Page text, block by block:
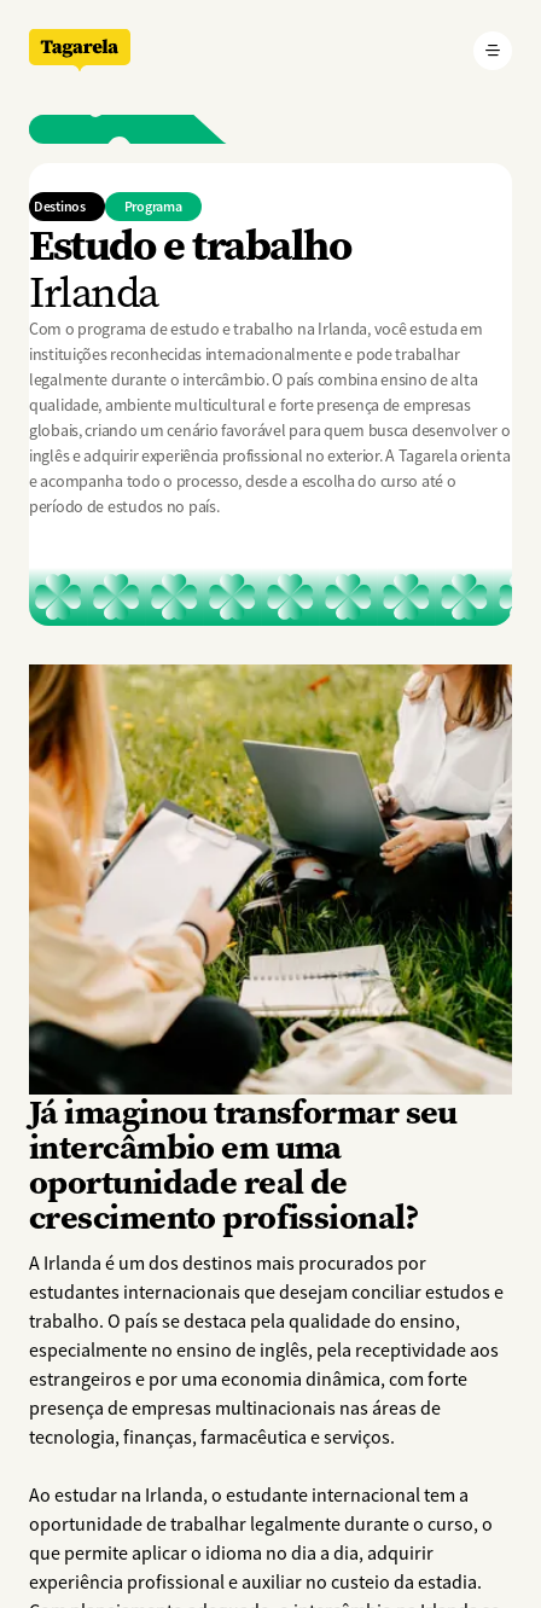
Destinos Programa
Estudo e trabalho
Irlanda
Com o programa de estudo e trabalho na Irlanda, você estuda em
instituições reconhecidas internacionalmente e pode trabalhar
legalmente durante o intercâmbio. O país combina ensino de alta
qualidade, ambiente multicultural e forte presença de empresas
globais, criando um cenário favorável para quem busca desenvolver o
inglês e adquirir experiência profissional no exterior. A Tagarela orienta
e acompanha todo o processo, desde a escolha do curso até o
período de estudos no país.
Já imaginou transformar seu
intercâmbio em uma
oportunidade real de
crescimento profissional?
A Irlanda é um dos destinos mais procurados por
estudantes internacionais que desejam conciliar estudos e
trabalho. O país se destaca pela qualidade do ensino,
especialmente no ensino de inglês, pela receptividade aos
estrangeiros e por uma economia dinâmica, com forte
presença de empresas multinacionais nas áreas de
tecnologia, finanças, farmacêutica e serviços.
Ao estudar na Irlanda, o estudante internacional tem a
oportunidade de trabalhar legalmente durante o curso, o
que permite aplicar o idioma no dia a dia, adquirir
experiência profissional e auxiliar no custeio da estadia.